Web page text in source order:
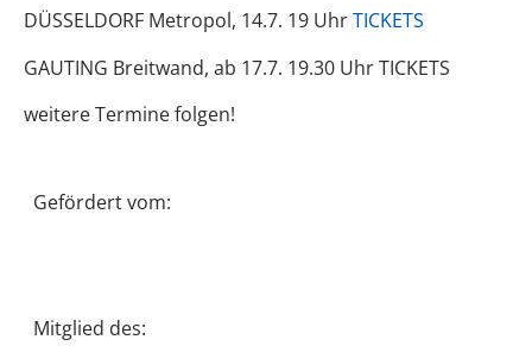
DÜSSELDORF Metropol, 14.7. 19 UhrTICKETS
GAUTING Breitwand, ab 17.7. 19.30 Uhr TICKETS
weitere Termine folgen!
Gefördert vom:
Mitglied des: